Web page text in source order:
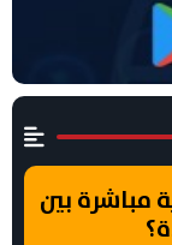
مباشرة بين